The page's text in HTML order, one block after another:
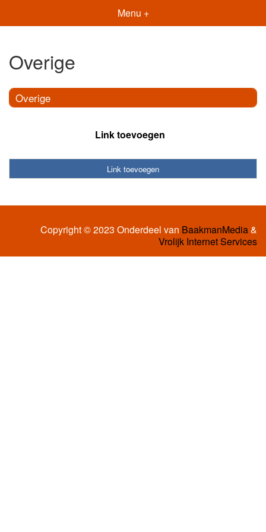
Menu +
Overige
Overige
Link toevoegen
Link toevoegen
Copyright © 2023 Onderdeel van BaakmanMedia&
Vrolijk Internet Services